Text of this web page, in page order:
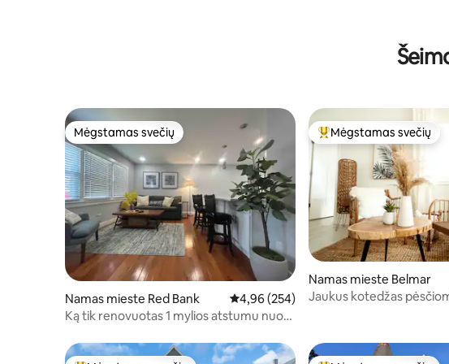
Mėgstamas svečių
Mėgstamas svečių
Namas mieste Red Bank Vidutinis įvertinimas: 4,96 iš 5,
4,96 (254)
Ką tik renovuotas 1 mylios atstumu nuo
Svečių mėgstamiausias
Mėgstamas svečių
Namas mieste Belmar
Jaukus kotedžas